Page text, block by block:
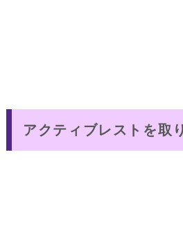
アクティブレストを取